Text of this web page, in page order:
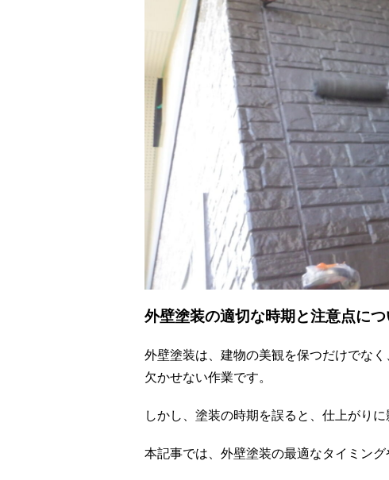
外壁塗装の適切な時期と注意点に
外壁塗装は、建物の美観を保つだけでな
欠かせない作業です。
しかし、塗装の時期を誤ると、仕上がり
本記事では、外壁塗装の最適なタイミン